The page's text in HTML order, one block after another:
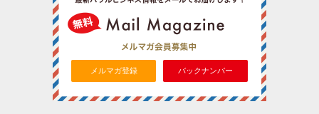
メルマガ登録 バックナンバー